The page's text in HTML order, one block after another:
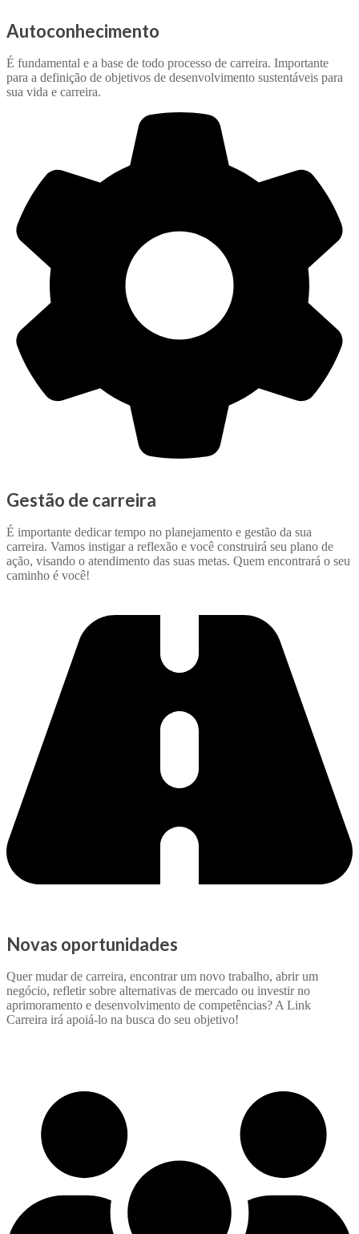
Autoconhecimento
É fundamental e a base de todo processo de carreira. Importante
para a definição de objetivos de desenvolvimento sustentáveis para
sua vida e carreira.
Gestão de carreira
É importante dedicar tempo no planejamento e gestão da sua
carreira. Vamos instigar a reflexão e você construirá seu plano de
ação, visando o atendimento das suas metas. Quem encontrará o seu
caminho é você!
Novas oportunidades
Quer mudar de carreira, encontrar um novo trabalho, abrir um
negócio, refletir sobre alternativas de mercado ou investir no
aprimoramento e desenvolvimento de competências? A Link
Carreira irá apoiá-lo na busca do seu objetivo!